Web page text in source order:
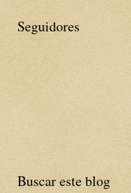
Seguidores
Buscar este blog